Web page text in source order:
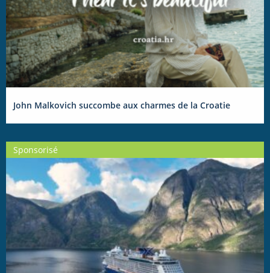
John Malkovich succombe aux charmes de la Croatie
Sponsorisé